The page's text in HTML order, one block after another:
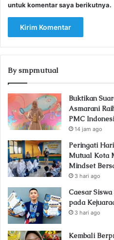
untuk komentar saya berikutnya.
By smpmutual
Buktikan
Asmarani
PMC
14 jam ago
Peringati
Mutual Kota
Mindset
3 hari ago
Caesar
pada
3 hari ago
Kembali